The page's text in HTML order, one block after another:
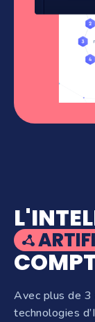
Avec plus de 3
technologies